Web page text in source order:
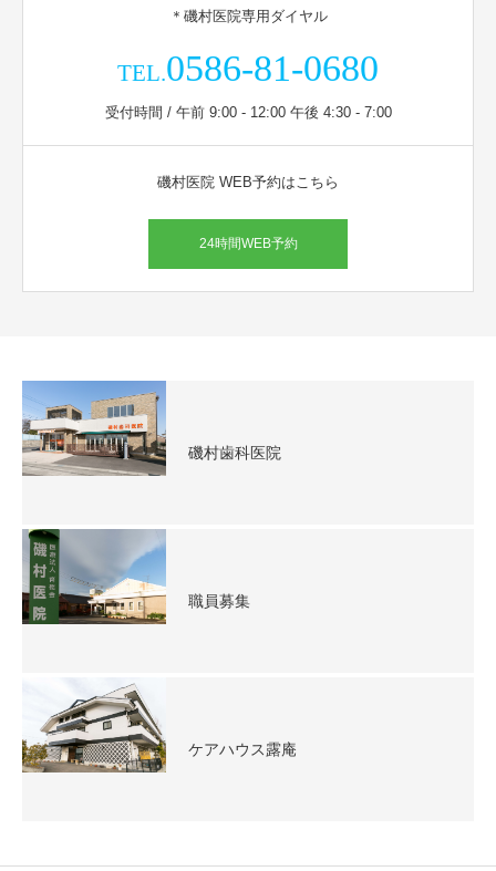
＊磯村医院専用ダイヤル
TEL.0586-81-0680
受付時間 / 午前 9:00 - 12:00 午後 4:30 - 7:00
磯村医院 WEB予約はこちら
24時間WEB予約
磯村歯科医院
職員募集
ケアハウス露庵